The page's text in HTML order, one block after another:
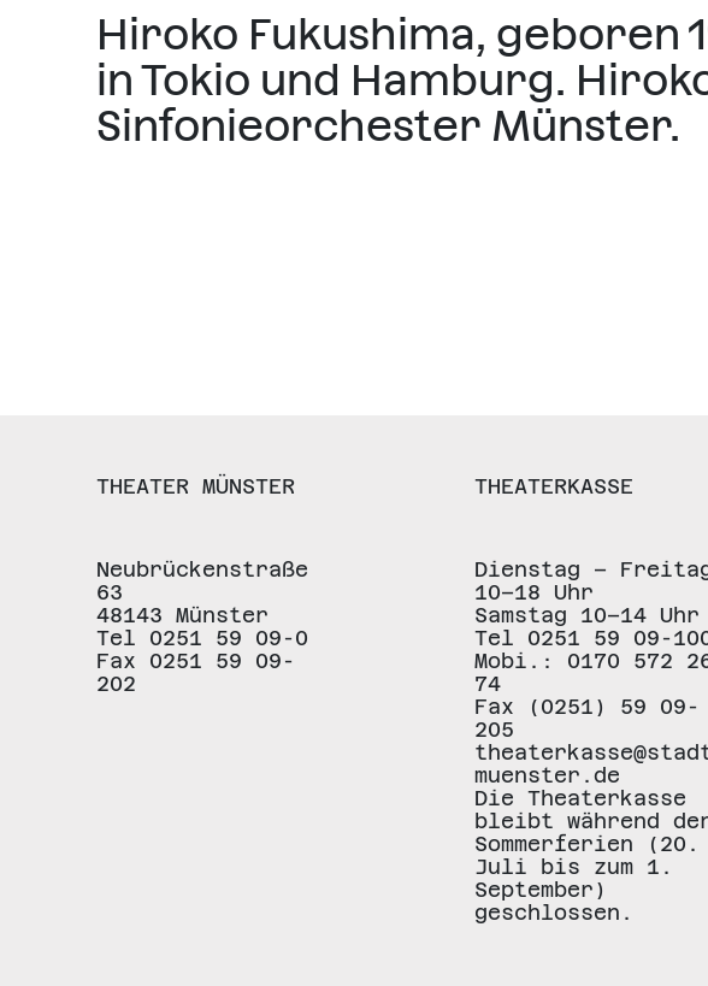
Hiroko Fukushima, geboren
in Tokio und Hamburg.
Sinfonieorchester Münster.
THEATER MÜNSTER
Neubrückenstraße
63
48143 Münster
Tel 0251 59 09-0
Fax 0251 59 09-
202
THEATERKASSE
Dienstag –
10–18 Uhr
Samstag 10–14 Uhr
Tel 0251 59 09-
Mobi.: 0170 572
74
Fax (0251) 59 09-
205
muenster.de
Die Theaterkasse
bleibt während
Sommerferien (20.
Juli bis zum 1.
September)
geschlossen.